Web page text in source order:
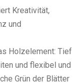
Kreativität,
und
Holzelement: Tief
und flexibel und
Grün der Blätter